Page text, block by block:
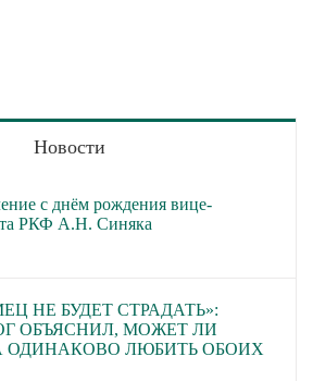
Новости
с днём рождения вице-
РКФ А.Н. Синяка
НЕ БУДЕТ СТРАДАТЬ»:
ОБЪЯСНИЛ, МОЖЕТ ЛИ
ОДИНАКОВО ЛЮБИТЬ ОБОИХ